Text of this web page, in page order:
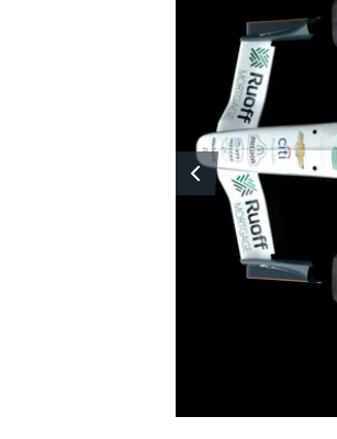
ENDURANCE/GT